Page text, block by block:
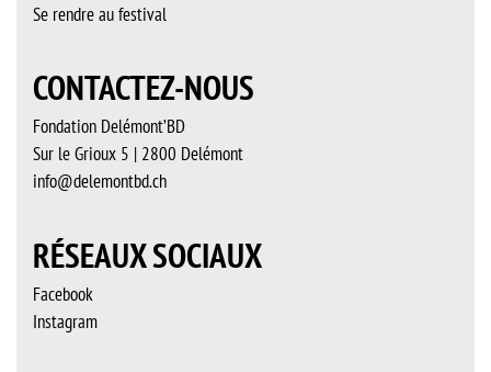
Se rendre au festival
CONTACTEZ-NOUS
Fondation Delémont’BD
Sur le Grioux 5 | 2800 Delémont
info@delemontbd.ch
RÉSEAUX SOCIAUX
Facebook
Instagram